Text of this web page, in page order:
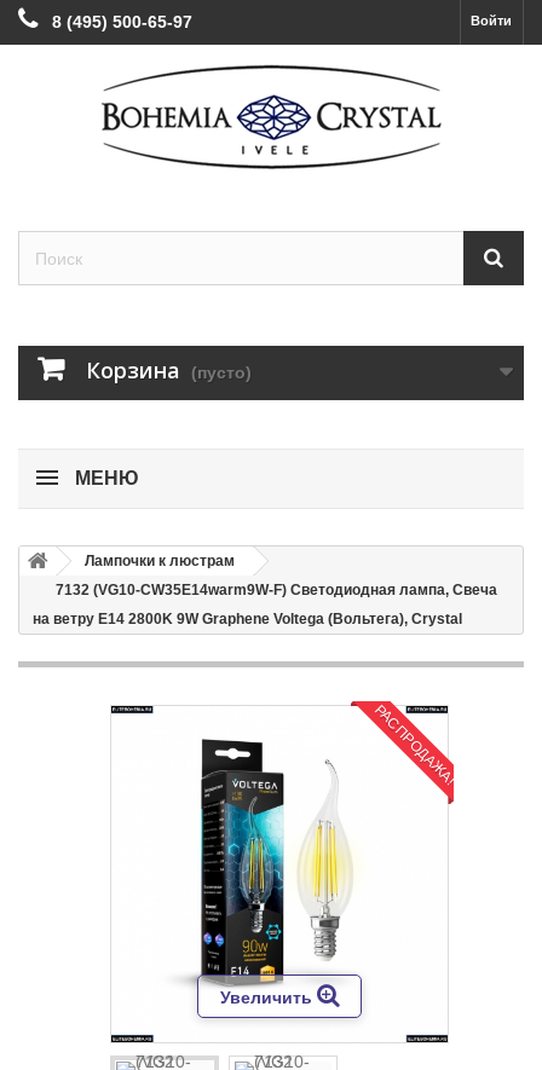
Войти
8 (495) 500-65-97
Корзина (пусто)
МЕНЮ
Лампочки к люстрам
7132 (VG10-CW35E14warm9W-F) Светодиодная лампа, Свеча
на ветру E14 2800K 9W Graphene Voltega (Вольтега), Crystal
РАСПРОДАЖА!
Увеличить